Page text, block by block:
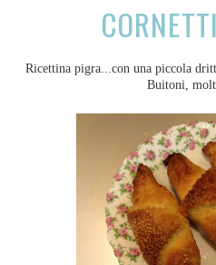
Ricettina pigra...con una piccola
Buitoni,